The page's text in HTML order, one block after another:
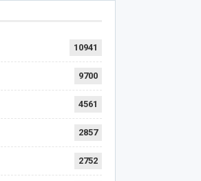
10941
9700
4561
2857
2752